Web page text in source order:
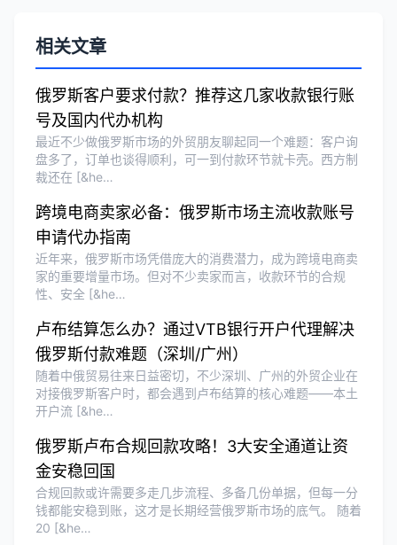
泰国BOI申请+建厂规划一站式服务，完
香港公司注册和审计服务专业高效，非常
相关文章
俄罗斯客户要求付款？推荐这几家收款银行账
号及国内代办机构
最近不少做俄罗斯市场的外贸朋友聊起同一个难题：客户询
盘多了，订单也谈得顺利，可一到付款环节就卡壳。西方制
裁还在 [&he…
跨境电商卖家必备：俄罗斯市场主流收款账号
申请代办指南
近年来，俄罗斯市场凭借庞大的消费潜力，成为跨境电商卖
家的重要增量市场。但对不少卖家而言，收款环节的合规
性、安全 [&he…
卢布结算怎么办？通过VTB银行开户代理解决
俄罗斯付款难题（深圳/广州）
随着中俄贸易往来日益密切，不少深圳、广州的外贸企业在
对接俄罗斯客户时，都会遇到卢布结算的核心难题——本土
开户流 [&he…
俄罗斯卢布合规回款攻略！3大安全通道让资
金安稳回国
合规回款或许需要多走几步流程、多备几份单据，但每一分
钱都能安稳到账，这才是长期经营俄罗斯市场的底气。 随着
20 [&he…